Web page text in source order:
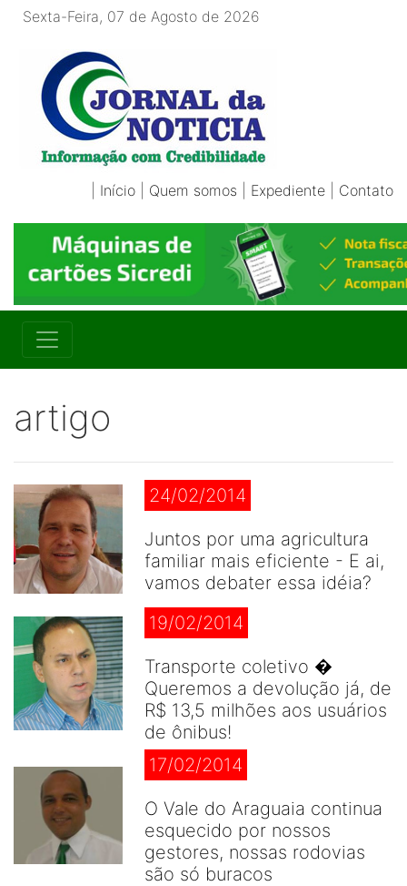
Sexta-Feira, 07 de Agosto de 2026
Início Quem somos Expediente Contato
artigo
24/02/2014
Juntos por uma agricultura
familiar mais eficiente - E ai,
vamos debater essa idéia?
19/02/2014
Transporte coletivo �
Queremos a devolução já, de
R$ 13,5 milhões aos usuários
de ônibus!
17/02/2014
O Vale do Araguaia continua
esquecido por nossos
gestores, nossas rodovias
são só buracos